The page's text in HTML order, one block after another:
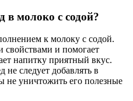
молоко с содой?
к молоку с содой.
свойствами и помогает
напитку приятный вкус.
следует добавлять в
не уничтожить его полезные